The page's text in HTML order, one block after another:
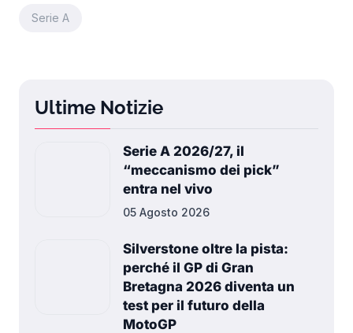
Serie A
Ultime Notizie
Serie A 2026/27, il
“meccanismo dei pick”
entra nel vivo
05 Agosto 2026
Silverstone oltre la pista:
perché il GP di Gran
Bretagna 2026 diventa un
test per il futuro della
MotoGP